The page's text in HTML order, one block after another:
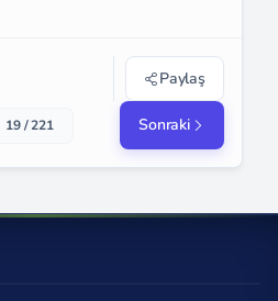
Paylaş
19 / 221 Sonraki